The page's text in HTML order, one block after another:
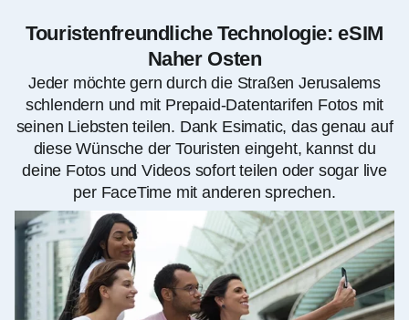
Touristenfreundliche Technologie: eSIM
Naher Osten
Jeder möchte gern durch die Straßen Jerusalems
schlendern und mit Prepaid-Datentarifen Fotos mit
seinen Liebsten teilen. Dank Esimatic, das genau auf
diese Wünsche der Touristen eingeht, kannst du
deine Fotos und Videos sofort teilen oder sogar live
per FaceTime mit anderen sprechen.